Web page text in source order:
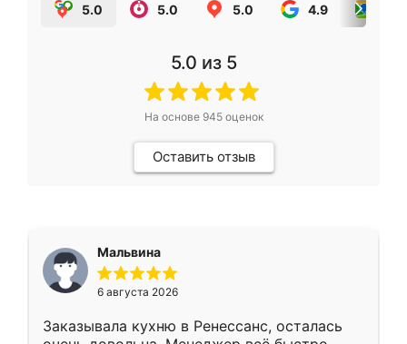
5.0 5.0 5.0 4.9
5.0 из 5
На основе 945оценок
Оставить отзыв
Мальвина
6 августа 2026
Заказывала кухню в Ренессанс, осталась